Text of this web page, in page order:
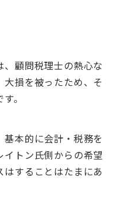
顧問税理士の熱心な
損を被ったため、そ
。
本的に会計・税務を
トン氏側からの希望
することはたまにあ